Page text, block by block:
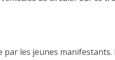
les jeunes manifestants.